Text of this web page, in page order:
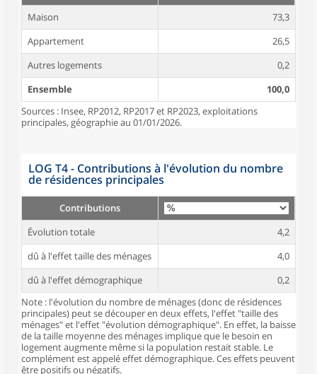
Maison
73,3
Appartement
26,5
Autres logements
0,2
Ensemble
100,0
Sources : Insee, RP2012, RP2017 et RP2023, exploitations
principales, géographie au 01/01/2026.
LOG T4 - Contributions à l'évolution du nombre
de résidences principales
Contributions
Évolution totale
4,2
dû à l'effet taille des ménages
4,0
dû à l'effet démographique
0,2
Note : l'évolution du nombre de ménages (donc de résidences
principales) peut se découper en deux effets, l'effet "taille des
ménages" et l'effet "évolution démographique". En effet, la baisse
de la taille moyenne des ménages implique que le besoin en
logement augmente même si la population restait stable. Le
complément est appelé effet démographique. Ces effets peuvent
être positifs ou négatifs.